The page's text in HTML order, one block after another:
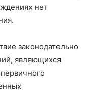
нет
законодательно
являющихся